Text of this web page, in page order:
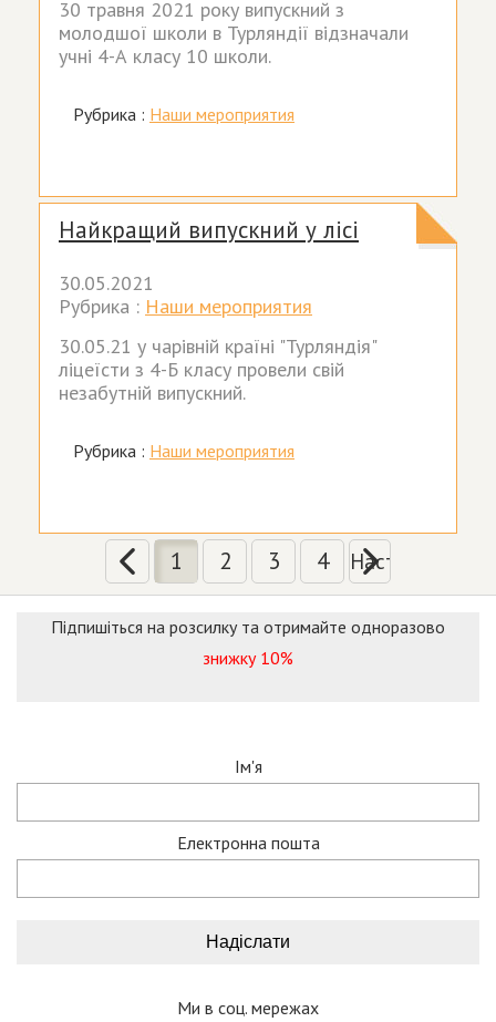
30 травня 2021 року випускний з
молодшої школи в Турляндії відзначали
учні 4-А класу 10 школи.
Рубрика : Наши мероприятия
Найкращий випускний у лісі
30.05.2021
Рубрика : Наши мероприятия
30.05.21 у чарівній країні "Турляндія"
ліцеїсти з 4-Б класу провели свій
незабутній випускний.
Рубрика : Наши мероприятия
1 2 3 4 Наступна
Підпишіться на розсилку та отримайте одноразово
знижку 10%
Ім'я
Електронна пошта
Ми в соц. мережах